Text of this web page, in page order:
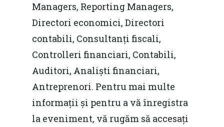
Managers, Reporting Managers,
Directori economici, Directori
contabili, Consultanți fiscali,
Controlleri financiari, Contabili,
Auditori, Analiști financiari,
Antreprenori. Pentru mai multe
informații și pentru a vă înregistra
la eveniment, vă rugăm să accesați
Modelul economic
România – orizont
resurselor naturale
Piaţa gazelor naturale:
predictibilitate,
concurenţă.
Soluții de
Video
Marea Neagră în Noua
economie
Politici Europene în
Economie
Video Forum Marea
EM360 Talk
Contact
Burse pentru
Contact